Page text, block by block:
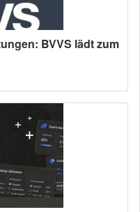
BVVS lädt zum